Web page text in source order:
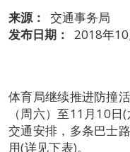
来源：
交通事务局
发布日期：
2018年
体育局继续推进防撞
（周六）至11月10
交通安排，多条巴士
用(详见下表)。